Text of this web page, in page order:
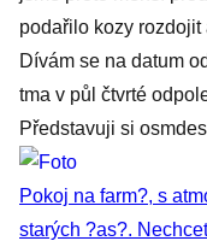
podařilo kozy
Dívám se na datum
tma v půl čtvrté
Představuji si
Pokoj na farm?, s
starých ?as?.